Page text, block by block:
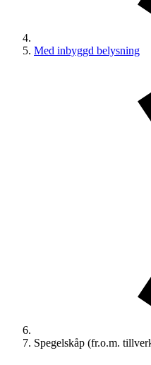
Med inbyggd belysning
Spegelskåp (fr.o.m.